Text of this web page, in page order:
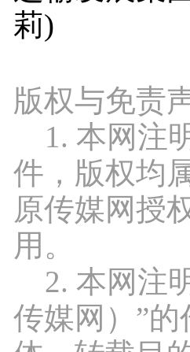
莉)
版权与免责
1. 本网注
件，版权均
原传媒网授
用。
2. 本网注
传媒网）”